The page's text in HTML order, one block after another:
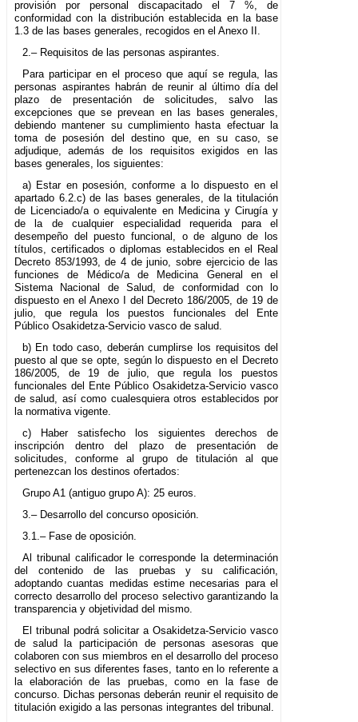
provisión por personal discapacitado el 7 %, de
conformidad con la distribución establecida en la base
1.3 de las bases generales, recogidos en el Anexo II.
2.– Requisitos de las personas aspirantes.
Para participar en el proceso que aquí se regula, las
personas aspirantes habrán de reunir al último día del
plazo de presentación de solicitudes, salvo las
excepciones que se prevean en las bases generales,
debiendo mantener su cumplimiento hasta efectuar la
toma de posesión del destino que, en su caso, se
adjudique, además de los requisitos exigidos en las
bases generales, los siguientes:
a) Estar en posesión, conforme a lo dispuesto en el
apartado 6.2.c) de las bases generales, de la titulación
de Licenciado/a o equivalente en Medicina y Cirugía y
de la de cualquier especialidad requerida para el
desempeño del puesto funcional, o de alguno de los
títulos, certificados o diplomas establecidos en el Real
Decreto 853/1993, de 4 de junio, sobre ejercicio de las
funciones de Médico/a de Medicina General en el
Sistema Nacional de Salud, de conformidad con lo
dispuesto en el Anexo I del Decreto 186/2005, de 19 de
julio, que regula los puestos funcionales del Ente
Público Osakidetza-Servicio vasco de salud.
b) En todo caso, deberán cumplirse los requisitos del
puesto al que se opte, según lo dispuesto en el Decreto
186/2005, de 19 de julio, que regula los puestos
funcionales del Ente Público Osakidetza-Servicio vasco
de salud, así como cualesquiera otros establecidos por
la normativa vigente.
c) Haber satisfecho los siguientes derechos de
inscripción dentro del plazo de presentación de
solicitudes, conforme al grupo de titulación al que
pertenezcan los destinos ofertados:
Grupo A1 (antiguo grupo A): 25 euros.
3.– Desarrollo del concurso oposición.
3.1.– Fase de oposición.
Al tribunal calificador le corresponde la determinación
del contenido de las pruebas y su calificación,
adoptando cuantas medidas estime necesarias para el
correcto desarrollo del proceso selectivo garantizando la
transparencia y objetividad del mismo.
El tribunal podrá solicitar a Osakidetza-Servicio vasco
de salud la participación de personas asesoras que
colaboren con sus miembros en el desarrollo del proceso
selectivo en sus diferentes fases, tanto en lo referente a
la elaboración de las pruebas, como en la fase de
concurso. Dichas personas deberán reunir el requisito de
titulación exigido a las personas integrantes del tribunal.